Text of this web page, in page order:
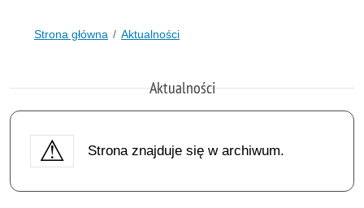
Strona główna Aktualności
Aktualności
Strona znajduje się w archiwum.